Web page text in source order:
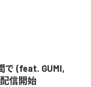
で (feat. GUMI,
配信開始